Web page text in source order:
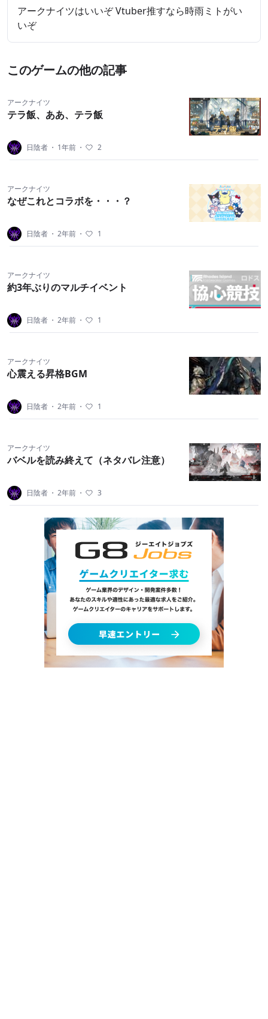
アークナイツはいいぞ Vtuber推すなら時雨ミトがい
いぞ
このゲームの他の記事
アークナイツ
テラ飯、ああ、テラ飯
日陰者 ・ 1年前 ・ 2
アークナイツ
なぜこれとコラボを・・・？
日陰者 ・ 2年前 ・ 1
アークナイツ
約3年ぶりのマルチイベント
日陰者 ・ 2年前 ・ 1
アークナイツ
心震える昇格BGM
日陰者 ・ 2年前 ・ 1
アークナイツ
バベルを読み終えて（ネタバレ注意）
日陰者 ・ 2年前 ・ 3